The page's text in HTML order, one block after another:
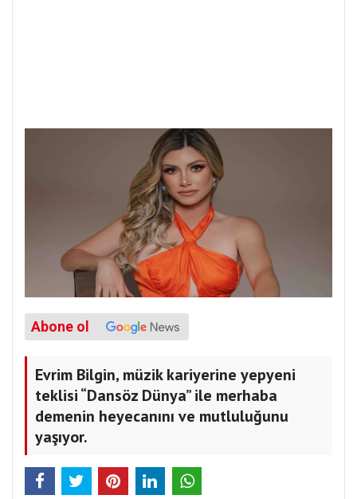
Abone ol
Evrim Bilgin, müzik kariyerine yepyeni
teklisi “Dansöz Dünya” ile merhaba
demenin heyecanını ve mutluluğunu
yaşıyor.